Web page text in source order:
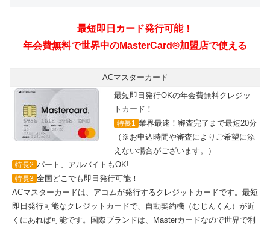
ACマスターカード
最短即日発行OKの年会費無料クレジッ
トカード！
特長1 業界最速！審査完了まで最短20分
（※お申込時間や審査によりご希望に添
えない場合がございます。）
特長2 パート、アルバイトもOK!
特長3 全国どこでも即日発行可能！
ACマスターカードは、アコムが発行するクレジットカードです。最短
即日発行可能なクレジットカードで、自動契約機（むじんくん）が近
くにあれば可能です。国際ブランドは、Masterカードなので世界で利